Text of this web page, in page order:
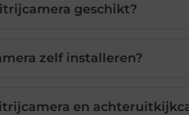
geschikt?
zelf installeren?
en